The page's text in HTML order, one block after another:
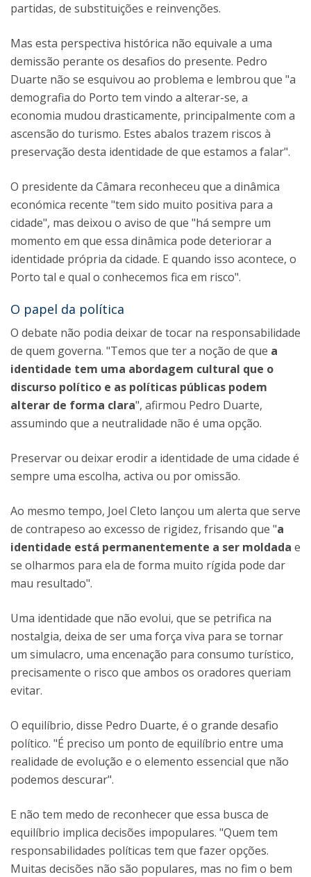
partidas, de substituições e reinvenções.
Mas esta perspectiva histórica não equivale a uma
demissão perante os desafios do presente. Pedro
Duarte não se esquivou ao problema e lembrou que "a
demografia do Porto tem vindo a alterar-se, a
economia mudou drasticamente, principalmente com a
ascensão do turismo. Estes abalos trazem riscos à
preservação desta identidade de que estamos a falar".
O presidente da Câmara reconheceu que a dinâmica
económica recente "tem sido muito positiva para a
cidade", mas deixou o aviso de que "há sempre um
momento em que essa dinâmica pode deteriorar a
identidade própria da cidade. E quando isso acontece, o
Porto tal e qual o conhecemos fica em risco".
O papel da política
O debate não podia deixar de tocar na responsabilidade
de quem governa. "Temos que ter a noção de que a
identidade tem uma abordagem cultural que o
discurso político e as políticas públicas podem
alterar de forma clara", afirmou Pedro Duarte,
assumindo que a neutralidade não é uma opção.
Preservar ou deixar erodir a identidade de uma cidade é
sempre uma escolha, activa ou por omissão.
Ao mesmo tempo, Joel Cleto lançou um alerta que serve
de contrapeso ao excesso de rigidez, frisando que "a
identidade está permanentemente a ser moldada e
se olharmos para ela de forma muito rígida pode dar
mau resultado".
Uma identidade que não evolui, que se petrifica na
nostalgia, deixa de ser uma força viva para se tornar
um simulacro, uma encenação para consumo turístico,
precisamente o risco que ambos os oradores queriam
evitar.
O equilíbrio, disse Pedro Duarte, é o grande desafio
político. "É preciso um ponto de equilíbrio entre uma
realidade de evolução e o elemento essencial que não
podemos descurar".
E não tem medo de reconhecer que essa busca de
equilíbrio implica decisões impopulares. "Quem tem
responsabilidades políticas tem que fazer opções.
Muitas decisões não são populares, mas no fim o bem